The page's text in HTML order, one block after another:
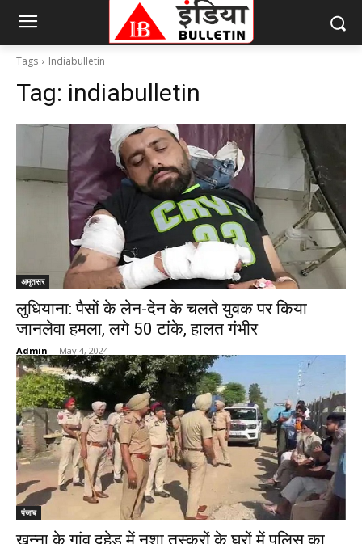
Tags Indiabulletin
Tag: indiabulletin
अमृतसर
लुधियाना: पैसों के लेन-देन के चलते युवक पर किया
जानलेवा हमला, लगे 50 टांके, हालत गंभीर
Admin - May 4, 2024
पंजाब
खन्ना के गांव दहेड़ू में नशा तस्करों के घरों में पुलिस का